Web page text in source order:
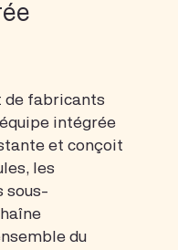
de fabricants
intégrée
et conçoit
les
sous-
du